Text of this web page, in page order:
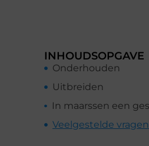
INHOUDSOPGAVE
Onderhouden
Uitbreiden
Veelgestelde vragen